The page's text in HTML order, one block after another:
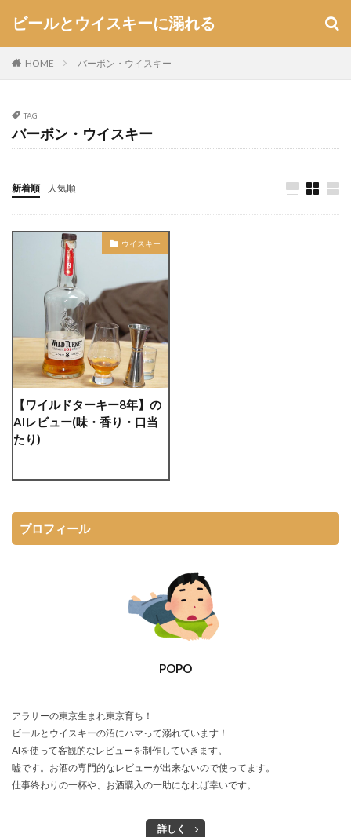
ビールとウイスキーに溺れる
HOME バーボン・ウイスキー
TAG
バーボン・ウイスキー
新着順 人気順
ウイスキー
【ワイルドターキー8年】の
AIレビュー(味・香り・口当
たり)
プロフィール
POPO
アラサーの東京生まれ東京育ち！
ビールとウイスキーの沼にハマって溺れています！
AIを使って客観的なレビューを制作していきます。
嘘です。お酒の専門的なレビューが出来ないので使ってます。
仕事終わりの一杯や、お酒購入の一助になれば幸いです。
詳しく